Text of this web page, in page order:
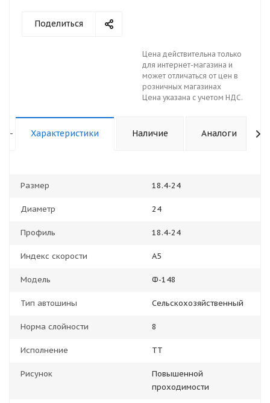
Поделиться
Цена действительна только
для интернет-магазина и
может отличаться от цен в
розничных магазинах
Цена указана с учетом НДС.
- Характеристики Наличие Аналоги
Размер 18.4-24
Диаметр 24
Профиль 18.4-24
Индекс скорости A5
Модель Ф-148
Тип автошины Сельскохозяйственный
Норма слойности 8
Исполнение TT
Рисунок
Повышенной
проходимости